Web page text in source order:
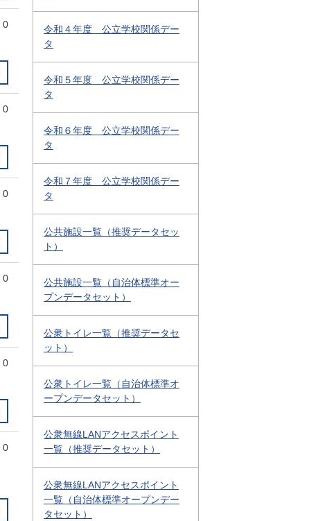
0
0
0
0
0
0
令和４年度 公立学校関係デー
タ
令和５年度 公立学校関係デー
タ
令和６年度 公立学校関係デー
タ
令和７年度 公立学校関係デー
タ
公共施設一覧（推奨データセッ
ト）
公共施設一覧（自治体標準オー
プンデータセット）
公衆トイレ一覧（推奨データセ
ット）
公衆トイレ一覧（自治体標準オ
ープンデータセット）
公衆無線LANアクセスポイント
一覧（推奨データセット）
公衆無線LANアクセスポイント
一覧（自治体標準オープンデー
タセット）